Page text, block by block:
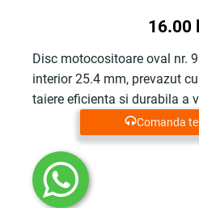
16.00
Disc motocositoare oval nr.
interior 25.4 mm, prevazut
taiere eficienta si durabila a
Comanda